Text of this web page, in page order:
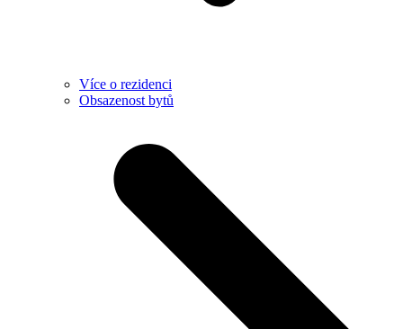
Více o rezidenci
Obsazenost bytů